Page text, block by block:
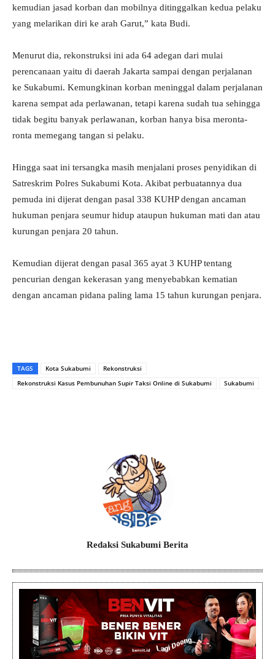
kemudian jasad korban dan mobilnya ditinggalkan kedua pelaku
yang melarikan diri ke arah Garut,” kata Budi.
Menurut dia, rekonstruksi ini ada 64 adegan dari mulai
perencanaan yaitu di daerah Jakarta sampai dengan perjalanan
ke Sukabumi. Kemungkinan korban meninggal dalam perjalanan
karena sempat ada perlawanan, tetapi karena sudah tua sehingga
tidak begitu banyak perlawanan, korban hanya bisa meronta-
ronta memegang tangan si pelaku.
Hingga saat ini tersangka masih menjalani proses penyidikan di
Satreskrim Polres Sukabumi Kota. Akibat perbuatannya dua
pemuda ini dijerat dengan pasal 338 KUHP dengan ancaman
hukuman penjara seumur hidup ataupun hukuman mati dan atau
kurungan penjara 20 tahun.
Kemudian dijerat dengan pasal 365 ayat 3 KUHP tentang
pencurian dengan kekerasan yang menyebabkan kematian
dengan ancaman pidana paling lama 15 tahun kurungan penjara.
TAGS Kota Sukabumi
Rekonstruksi
Rekonstruksi Kasus Pembunuhan Supir Taksi Online di Sukabumi
Sukabumi
Redaksi Sukabumi Berita